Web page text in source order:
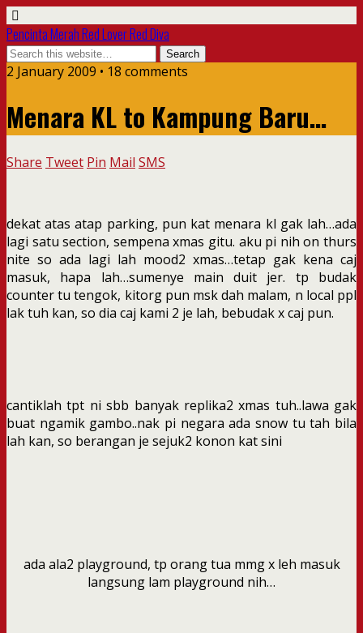
Pencinta Merah Red Lover Red Diva
2 January 2009 • 18 comments
Menara KL to Kampung Baru…
Share Tweet Pin Mail SMS
dekat atas atap parking, pun kat menara kl gak lah…ada
lagi satu section, sempena xmas gitu. aku pi nih on thurs
nite so ada lagi lah mood2 xmas…tetap gak kena caj
masuk, hapa lah…sumenye main duit jer. tp budak
counter tu tengok, kitorg pun msk dah malam, n local ppl
lak tuh kan, so dia caj kami 2 je lah, bebudak x caj pun.
cantiklah tpt ni sbb banyak replika2 xmas tuh..lawa gak
buat ngamik gambo..nak pi negara ada snow tu tah bila
lah kan, so berangan je sejuk2 konon kat sini
ada ala2 playground, tp orang tua mmg x leh masuk
langsung lam playground nih…